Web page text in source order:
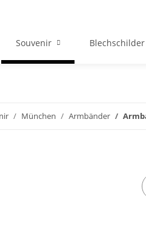
Souvenir Blechschilder
München Armbänder